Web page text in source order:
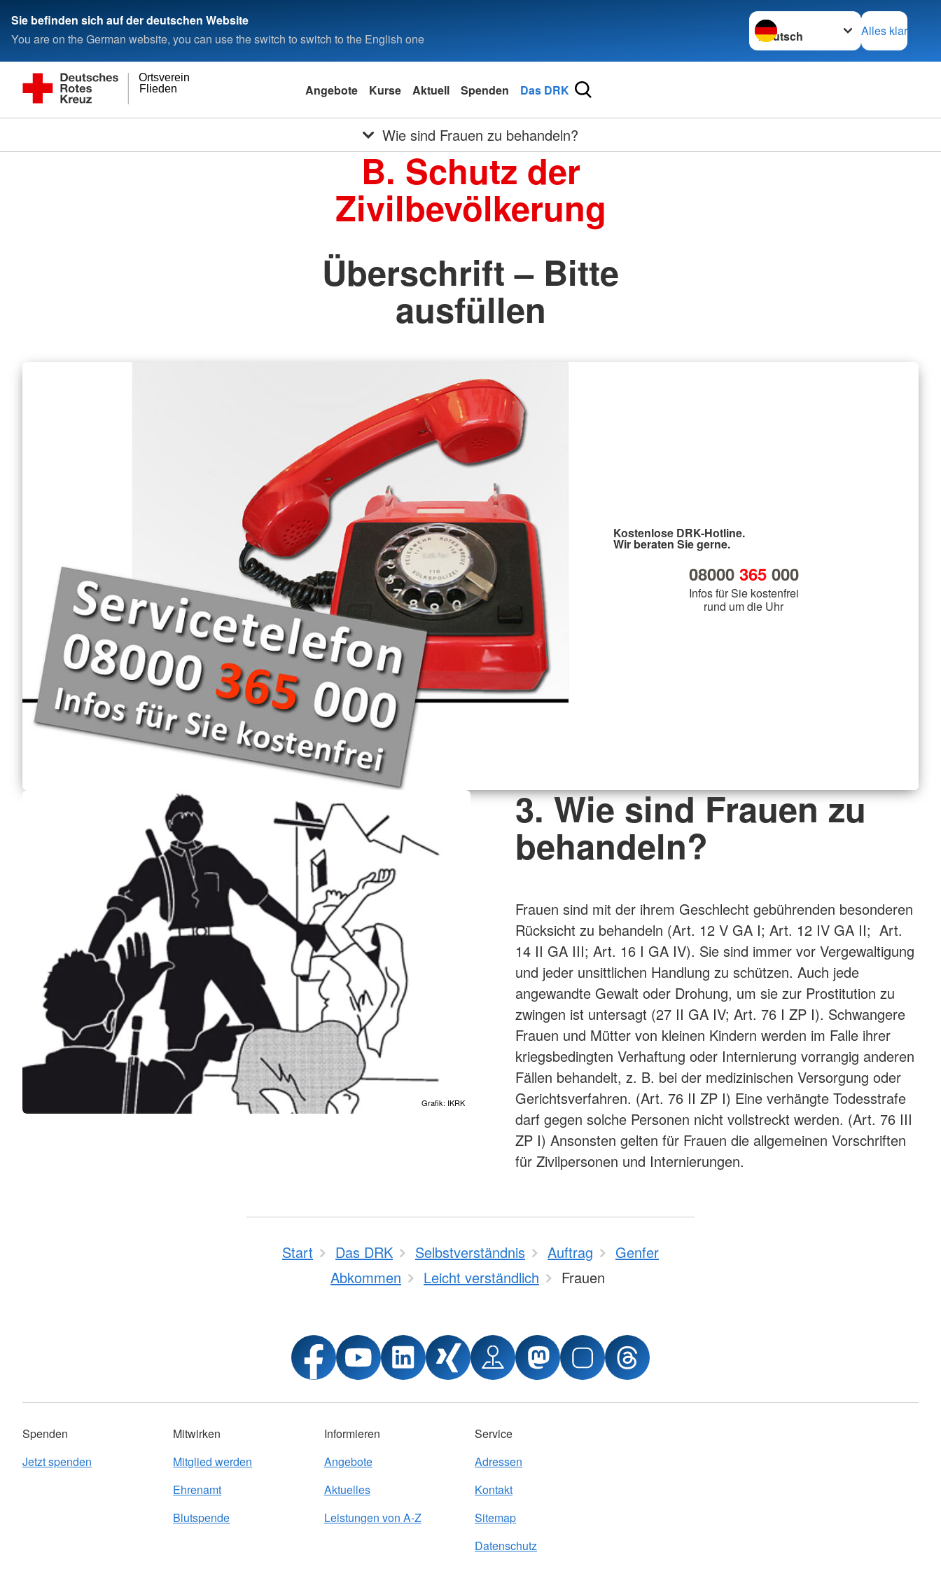
Sie befinden sich auf der deutschen Website
You are on the German website, you can use the switch to switch to the English one
Sprache wechseln zu
Alles klar
Flieden
Ortsverein
Angebote Kurse Aktuell Spenden Das DRK
Wie sind Frauen zu behandeln?
B. Schutz der
Zivilbevölkerung
Überschrift – Bitte
ausfüllen
Kostenlose DRK-Hotline.
Wir beraten Sie gerne.
08000 365000
Infos für Sie kostenfrei
rund um die Uhr
Grafik: IKRK
3. Wie sind Frauen zu
behandeln?
Frauen sind mit der ihrem Geschlecht gebührenden besonderen
Rücksicht zu behandeln (Art. 12 V GA I; Art. 12 IV GA II; Art.
14 II GA III; Art. 16 I GA IV). Sie sind immer vor Vergewaltigung
und jeder unsittlichen Handlung zu schützen. Auch jede
angewandte Gewalt oder Drohung, um sie zur Prostitution zu
zwingen ist untersagt (27 II GA IV; Art. 76 I ZP I). Schwangere
Frauen und Mütter von kleinen Kindern werden im Falle ihrer
kriegsbedingten Verhaftung oder Internierung vorrangig anderen
Fällen behandelt, z. B. bei der medizinischen Versorgung oder
Gerichtsverfahren. (Art. 76 II ZP I) Eine verhängte Todesstrafe
darf gegen solche Personen nicht vollstreckt werden. (Art. 76 III
ZP I) Ansonsten gelten für Frauen die allgemeinen Vorschriften
für Zivilpersonen und Internierungen.
Start Das DRK Selbstverständnis Auftrag
Genfer
Abkommen
Leicht verständlich Frauen
Spenden
Jetzt spenden
Mitwirken
Mitglied werden
Ehrenamt
Blutspende
Informieren
Angebote
Aktuelles
Leistungen von A-Z
Service
Adressen
Kontakt
Sitemap
Datenschutz